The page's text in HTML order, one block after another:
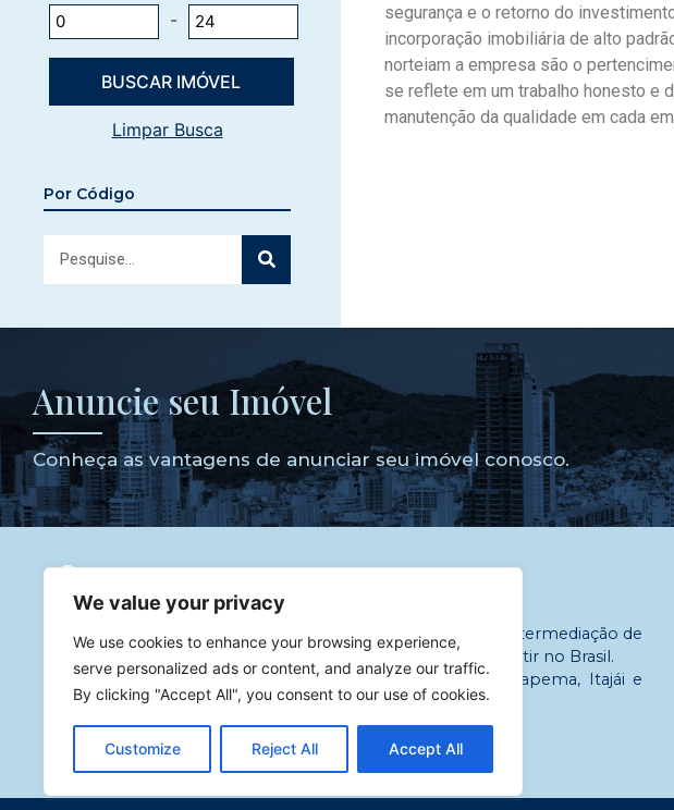
We value your privacy
We use cookies to enhance your browsing experience,
serve personalized ads or content, and analyze our traffic.
By clicking "Accept All", you consent to our use of cookies.
Customize Reject All Accept All
-
Limpar Busca
Por Código
segurança e o retorno do
incorporação imobiliária de alto
norteiam a empresa são o
se reflete em um trabalho honesto e
manutenção da qualidade em cada
Anuncie seu Imóvel
Conheça as vantagens de anunciar seu imóvel conosco.
Godoy dos Imóveis
Corretor de Imóveis especialista em intermediação de
imóveis de luxo com atuação na melhor cidade para se investir no Brasil.
Atendendo diversas cidades como Balneário Camboriú, Itapema, Itajái e
Praia Brava.
CNPJ: 46.731.682/0001-03